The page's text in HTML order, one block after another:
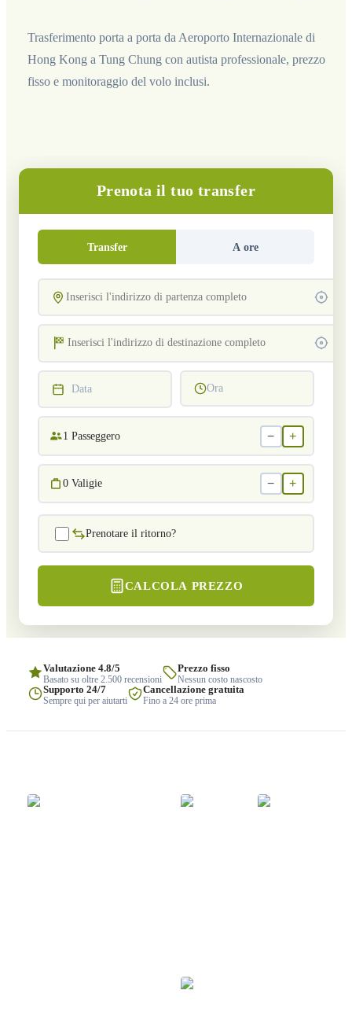
Trasferimento porta a porta da Aeroporto Internazionale di
Hong Kong a Tung Chung con autista professionale, prezzo
fisso e monitoraggio del volo inclusi.
Prenota il tuo transfer
Transfer A ore
Data Ora
1 Passeggero − +
0 Valigie − +
Prenotare il ritorno?
CALCOLA PREZZO
Valutazione 4.8/5
Basato su oltre 2.500 recensioni
Prezzo fisso
Nessun costo nascosto
Supporto 24/7
Sempre qui per aiutarti
Cancellazione gratuita
Fino a 24 ore prima